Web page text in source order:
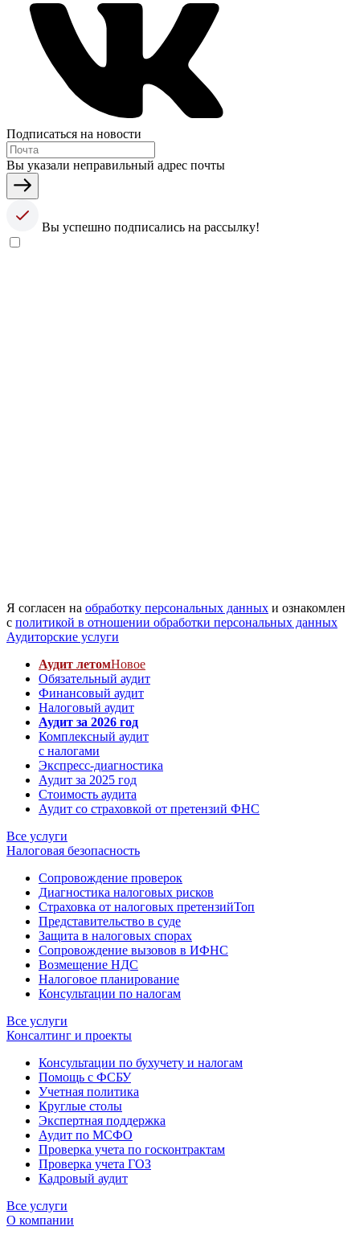
Подписаться на новости
Вы указали неправильный адрес почты
Вы успешно подписались на рассылку!
Я согласен на обработку персональных данных и ознакомлен
с политикой в отношении обработки персональных данных
Аудиторские услуги
Аудит летомНовое
Обязательный аудит
Финансовый аудит
Налоговый аудит
Аудит за 2026 год
Комплексный аудит
с налогами
Экспресс-диагностика
Аудит за 2025 год
Стоимость аудита
Аудит со страховкой от претензий ФНС
Все услуги
Налоговая безопасность
Сопровождение проверок
Диагностика налоговых рисков
Страховка от налоговых претензийТоп
Представительство в суде
Защита в налоговых спорах
Сопровождение вызовов в ИФНС
Возмещение НДС
Налоговое планирование
Консультации по налогам
Все услуги
Консалтинг и проекты
Консультации по бухучету и налогам
Помощь с ФСБУ
Учетная политика
Круглые столы
Экспертная поддержка
Аудит по МСФО
Проверка учета по госконтрактам
Проверка учета ГОЗ
Кадровый аудит
Все услуги
О компании